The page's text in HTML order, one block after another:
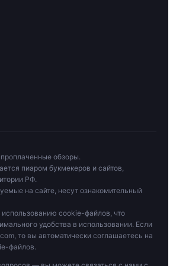
обзоры.
пиаром букмекеров и сайтов,
РФ.
на сайте, несут ознакомительный
использованию cookie-файлов, что
удобства в использовании. Если
то вы автоматически соглашаетесь на
файлов.